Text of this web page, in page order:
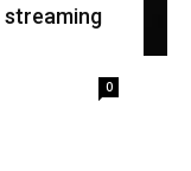
streaming
0